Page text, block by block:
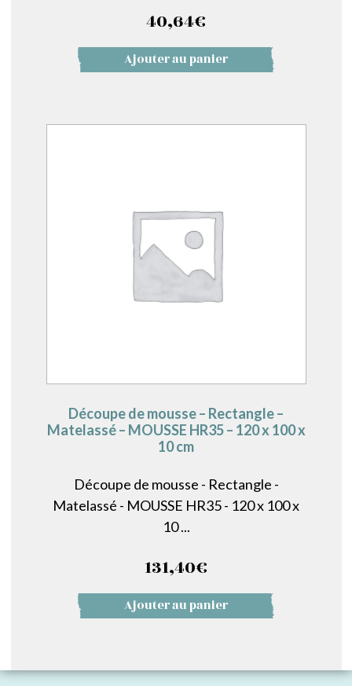
40,64€
Ajouter au panier
Découpe de mousse – Rectangle –
Matelassé – MOUSSE HR35 – 120 x 100 x
10 cm
Découpe de mousse - Rectangle -
Matelassé - MOUSSE HR35 - 120 x 100 x
10 ...
131,40€
Ajouter au panier